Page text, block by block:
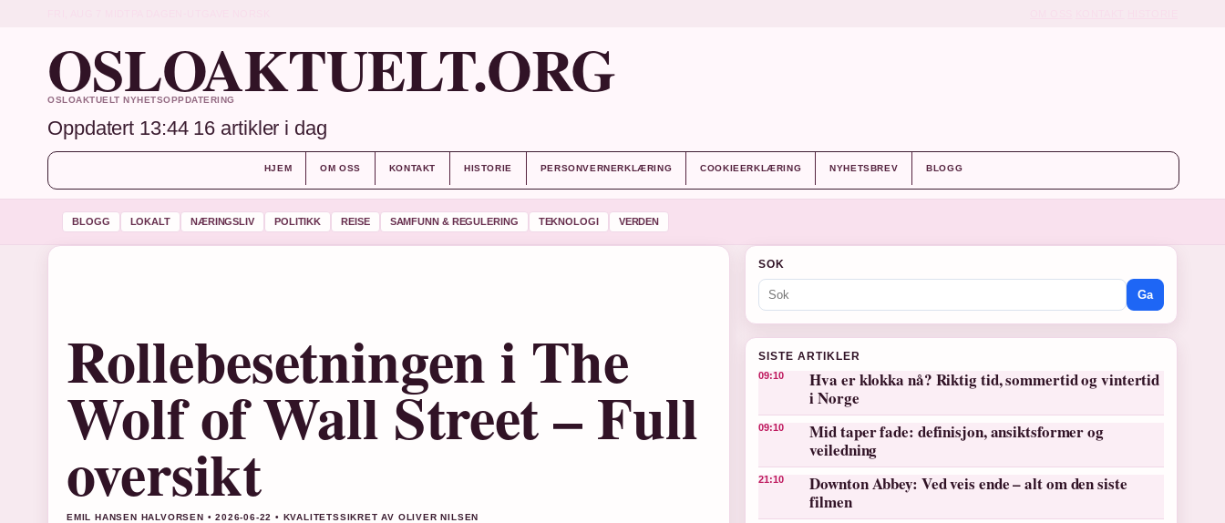
OSLOAKTUELT.ORG
OSLOAKTUELT NYHETSOPPDATERING
Oppdatert 13:44 16 artikler i dag
HJEM OM OSS KONTAKT HISTORIE PERSONVERNERKLÆRING COOKIEERKLÆRING NYHETSBREV BLOGG
BLOGG LOKALT NÆRINGSLIV POLITIKK REISE SAMFUNN & REGULERING TEKNOLOGI VERDEN
Rollebesetningen i The
Wolf of Wall Street – Full
oversikt
EMIL HANSEN HALVORSEN • 2026-06-22 • KVALITETSSIKRET AV OLIVER NILSEN
SOK
Ga
SISTE ARTIKLER
09:10
Hva er klokka nå? Riktig tid, sommertid og vintertid
i Norge
09:10
Mid taper fade: definisjon, ansiktsformer og
veiledning
21:10
Downton Abbey: Ved veis ende – alt om den siste
filmen